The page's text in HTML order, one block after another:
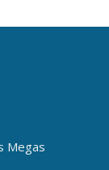
Megas